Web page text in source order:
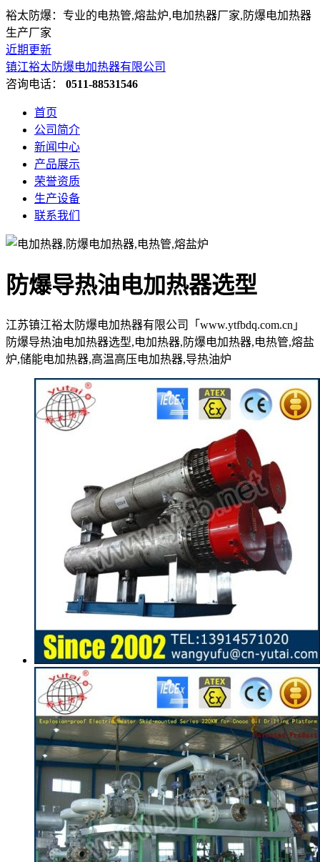
裕太防爆：专业的电热管,熔盐炉,电加热器厂家,防爆电加热器
生产厂家
近期更新
镇江裕太防爆电加热器有限公司
咨询电话： 0511-88531546
首页
公司简介
新闻中心
产品展示
荣誉资质
生产设备
联系我们
防爆导热油电加热器选型
江苏镇江裕太防爆电加热器有限公司「www.ytfbdq.com.cn」
防爆导热油电加热器选型,电加热器,防爆电加热器,电热管,熔盐
炉,储能电加热器,高温高压电加热器,导热油炉